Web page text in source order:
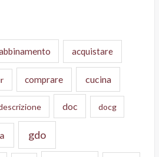
acquistare
comprare cucina
doc docg
gdo